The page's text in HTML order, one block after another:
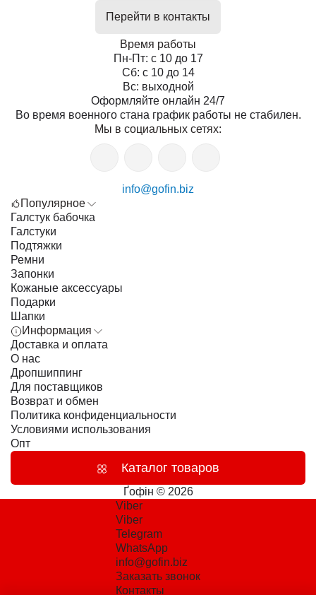
Перейти в контакты
Время работы
Пн-Пт: с 10 до 17
Сб: с 10 до 14
Вс: выходной
Оформляйте онлайн 24/7
Во время военного стана график работы не стабилен.
Мы в социальных сетях:
info@gofin.biz
Популярное
Галстук бабочка
Галстуки
Подтяжки
Ремни
Запонки
Кожаные аксессуары
Подарки
Шапки
Информация
Доставка и оплата
О нас
Дропшиппинг
Для поставщиков
Возврат и обмен
Политика конфиденциальности
Условиями использования
Опт
Каталог товаров
Ґофін © 2026
Viber
Viber
Telegram
WhatsApp
info@gofin.biz
Заказать звонок
Контакты